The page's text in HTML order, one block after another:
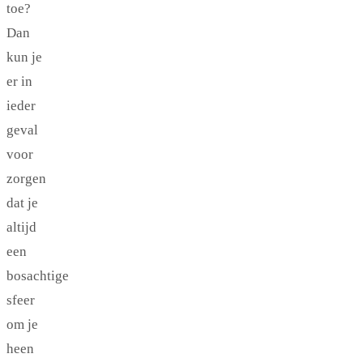
toe?
Dan
kun je
er in
ieder
geval
voor
zorgen
dat je
altijd
een
bosachtige
sfeer
om je
heen